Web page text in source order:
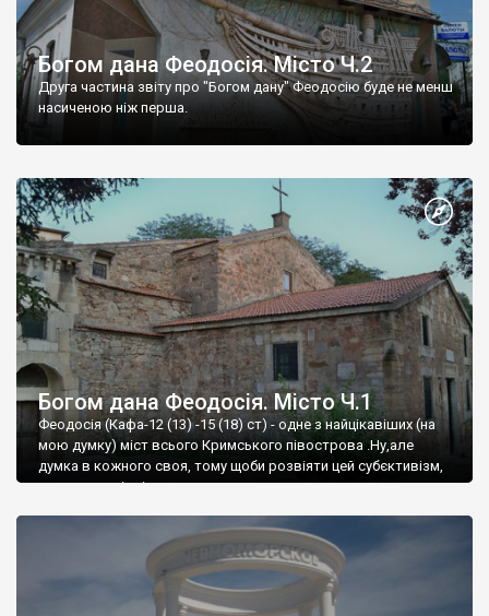
Богом дана Феодосія. Місто Ч.2
Друга частина звіту про "Богом дану" Феодосію буде не менш
насиченою ніж перша.
Богом дана Феодосія. Місто Ч.1
Феодосія (Кафа-12 (13) -15 (18) ст) - одне з найцікавіших (на
мою думку) міст всього Кримського півострова .Ну,але
думка в кожного своя, тому щоби розвіяти цей субєктивізм,
запрошую відвідати це